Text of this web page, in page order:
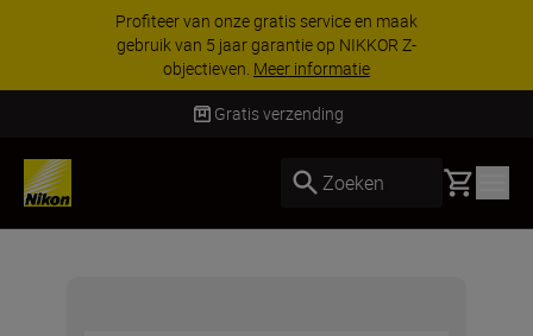
Profiteer van onze gratis service en maak
gebruik van 5 jaar garantie op NIKKOR Z-
objectieven. Meer informatie
Gratis verzending
Zoeken Basket